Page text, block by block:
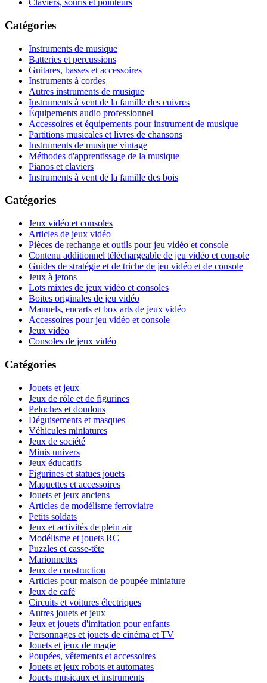
Claviers, souris et pointeurs
Catégories
Instruments de musique
Batteries et percussions
Guitares, basses et accessoires
Instruments à cordes
Autres instruments de musique
Instruments à vent de la famille des cuivres
Équipements audio professionnel
Accessoires et équipements pour instrument de musique
Partitions musicales et livres de chansons
Instruments de musique vintage
Méthodes d'apprentissage de la musique
Pianos et claviers
Instruments à vent de la famille des bois
Catégories
Jeux vidéo et consoles
Articles de jeux vidéo
Pièces de rechange et outils pour jeu vidéo et console
Contenu additionnel téléchargeable de jeu vidéo et console
Guides de stratégie et de triche de jeu vidéo et de console
Jeux à jetons
Lots mixtes de jeux vidéo et consoles
Boites originales de jeu vidéo
Manuels, encarts et box arts de jeux vidéo
Accessoires pour jeu vidéo et console
Jeux vidéo
Consoles de jeux vidéo
Catégories
Jouets et jeux
Jeux de rôle et de figurines
Peluches et doudous
Déguisements et masques
Véhicules miniatures
Jeux de société
Minis univers
Jeux éducatifs
Figurines et statues jouets
Maquettes et accessoires
Jouets et jeux anciens
Articles de modélisme ferroviaire
Petits soldats
Jeux et activités de plein air
Modélisme et jouets RC
Puzzles et casse-tête
Marionnettes
Jeux de construction
Articles pour maison de poupée miniature
Jeux de café
Circuits et voitures électriques
Autres jouets et jeux
Jeux et jouets d'imitation pour enfants
Personnages et jouets de cinéma et TV
Jouets et jeux de magie
Poupées, vêtements et accessoires
Jouets et jeux robots et automates
Jouets musicaux et instruments